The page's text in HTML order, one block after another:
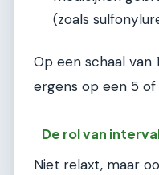
(zoals
Op een schaal van
ergens op een 5 of
De rol van
Niet relaxt, maar